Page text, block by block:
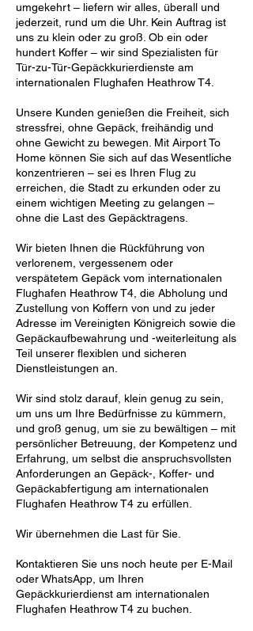
umgekehrt – liefern wir alles, überall und
jederzeit, rund um die Uhr. Kein Auftrag ist
uns zu klein oder zu groß. Ob ein oder
hundert Koffer – wir sind Spezialisten für
Tür-zu-Tür-Gepäckkurierdienste am
internationalen Flughafen Heathrow T4.
Unsere Kunden genießen die Freiheit, sich
stressfrei, ohne Gepäck, freihändig und
ohne Gewicht zu bewegen. Mit Airport To
Home können Sie sich auf das Wesentliche
konzentrieren – sei es Ihren Flug zu
erreichen, die Stadt zu erkunden oder zu
einem wichtigen Meeting zu gelangen –
ohne die Last des Gepäcktragens.
Wir bieten Ihnen die Rückführung von
verlorenem, vergessenem oder
verspätetem Gepäck vom internationalen
Flughafen Heathrow T4, die Abholung und
Zustellung von Koffern von und zu jeder
Adresse im Vereinigten Königreich sowie die
Gepäckaufbewahrung und -weiterleitung als
Teil unserer flexiblen und sicheren
Dienstleistungen an.
Wir sind stolz darauf, klein genug zu sein,
um uns um Ihre Bedürfnisse zu kümmern,
und groß genug, um sie zu bewältigen – mit
persönlicher Betreuung, der Kompetenz und
Erfahrung, um selbst die anspruchsvollsten
Anforderungen an Gepäck-, Koffer- und
Gepäckabfertigung am internationalen
Flughafen Heathrow T4 zu erfüllen.
Wir übernehmen die Last für Sie.
Kontaktieren Sie uns noch heute per E-Mail
oder WhatsApp, um Ihren
Gepäckkurierdienst am internationalen
Flughafen Heathrow T4 zu buchen.